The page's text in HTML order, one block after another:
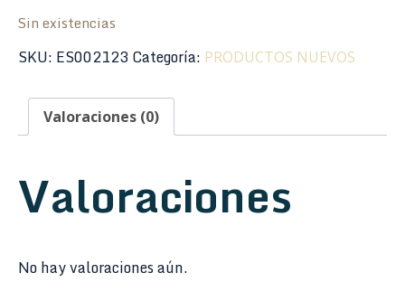
Sin existencias
SKU: ES002123Categoría: PRODUCTOS NUEVOS
Valoraciones (0)
Valoraciones
No hay valoraciones aún.